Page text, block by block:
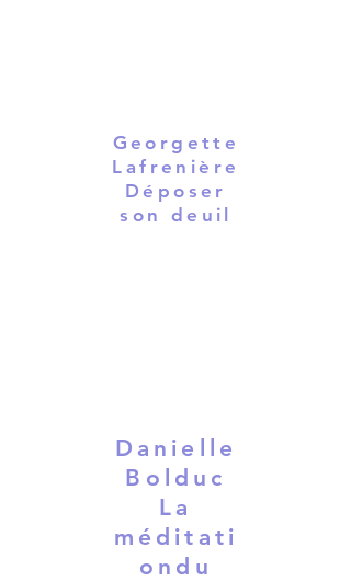
Georgette
Lafrenière
Déposer
son deuil
Danielle
Bolduc
La
méditati
ondu